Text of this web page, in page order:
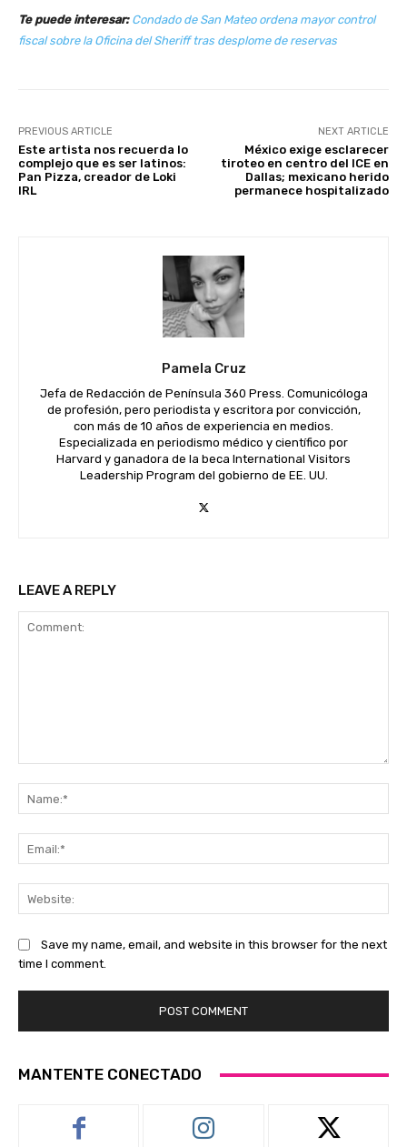
Te puede interesar: Condado de San Mateo ordena mayor control
fiscal sobre la Oficina del Sheriff tras desplome de reservas
PREVIOUS ARTICLE
Este artista nos recuerda lo
complejo que es ser latinos:
Pan Pizza, creador de Loki
IRL
NEXT ARTICLE
México exige esclarecer
tiroteo en centro del ICE en
Dallas; mexicano herido
permanece hospitalizado
Pamela Cruz
Jefa de Redacción de Península 360 Press. Comunicóloga
de profesión, pero periodista y escritora por convicción,
con más de 10 años de experiencia en medios.
Especializada en periodismo médico y científico por
Harvard y ganadora de la beca International Visitors
Leadership Program del gobierno de EE. UU.
LEAVE A REPLY
Save my name, email, and website in this browser for the next
time I comment.
MANTENTE CONECTADO